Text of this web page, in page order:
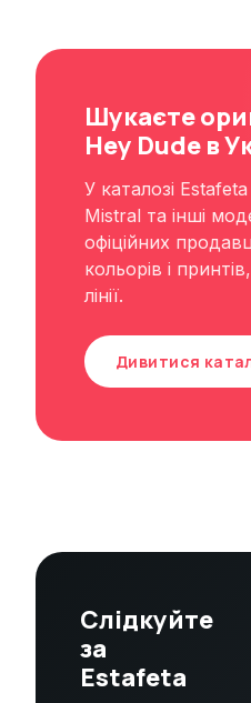
Шукаєте
Hey Dude в
У каталозі
Mistral та інші
офіційних
кольорів і принтів,
лінії.
Дивитися
Слідкуйте
за
Estafeta